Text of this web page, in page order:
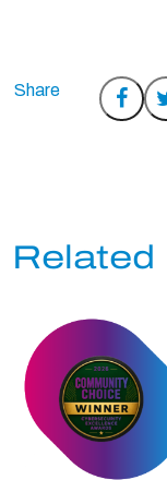
Related